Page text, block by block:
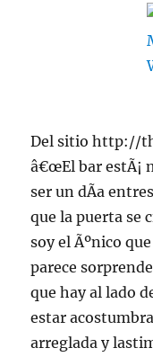
Del sitio http://
â€œEl bar estÃ¡
ser un dÃ­a
que la puerta se
soy el Ãºnico
parece
que hay al lado
estar
arreglada y